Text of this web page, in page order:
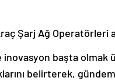
Şarj Ağ Operatörleri
inovasyon başta
belirterek,